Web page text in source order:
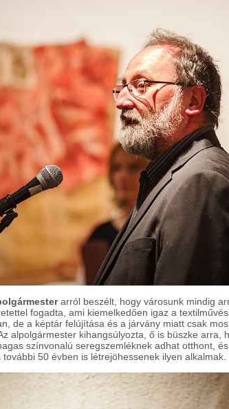
arról beszélt, hogy városunk mindig
fogadta, ami kiemelkedően igaz a
de a képtár felújítása és a járvány miatt csak
alpolgármester kihangsúlyozta, ő is büszke arra,
színvonalú seregszemléknek adhat otthont,
50 évben is létrejöhessenek ilyen alkalmak.